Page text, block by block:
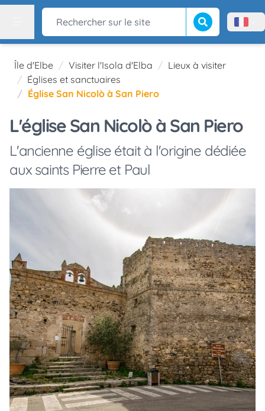
Rechercher sur le site Lancer la Menù
Île d'Elbe Visiter l'Isola d'Elba
Lieux à visiter
Églises et sanctuaires
Église San Nicolò à San Piero
L'église San Nicolò à San Piero
L'ancienne église était à l'origine dédiée
aux saints Pierre et Paul